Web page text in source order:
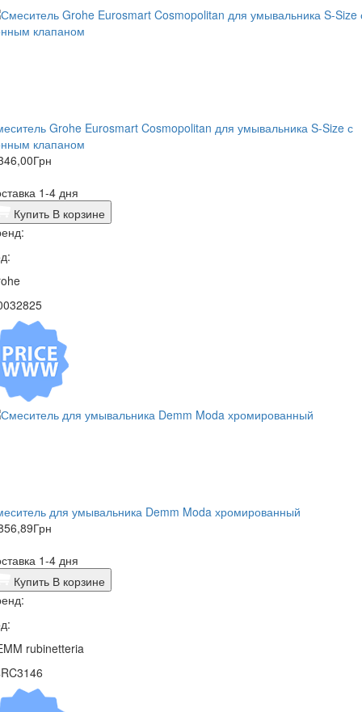
Grohe Eurosmart Cosmopolitan для умывальника S-Size с
клапаном
Грн
1-4 дня
Купить В корзине
для умывальника Demm Moda хромированный
Грн
1-4 дня
Купить В корзине
rubinetteria